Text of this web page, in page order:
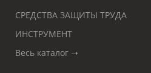
СРЕДСТВА ЗАЩИТЫ ТРУДА
ИНСТРУМЕНТ
Весь каталог ➝